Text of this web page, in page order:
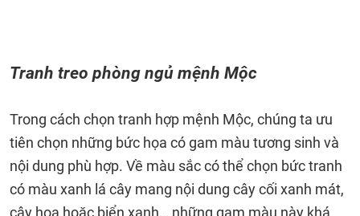
Tranh treo phòng ngủ mệnh Mộc
Trong cách chọn tranh hợp mệnh Mộc, chúng ta ưu
tiên chọn những bức họa có gam màu tương sinh và
nội dung phù hợp. Về màu sắc có thể chọn bức tranh
có màu xanh lá cây mang nội dung cây cối xanh mát,
cây hoa hoặc biển xanh… những gam màu này khá